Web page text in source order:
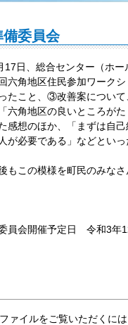
委員会
日、総合センター（ホー
六角地区住民参加ワーク
たこと、③改善案について
六角地区の良いところが
感想のほか、「まずは自
が必要である」などといっ
もこの模様を町民のみなさ
員会開催予定日 令和3年
ァイルをご覧いただくに